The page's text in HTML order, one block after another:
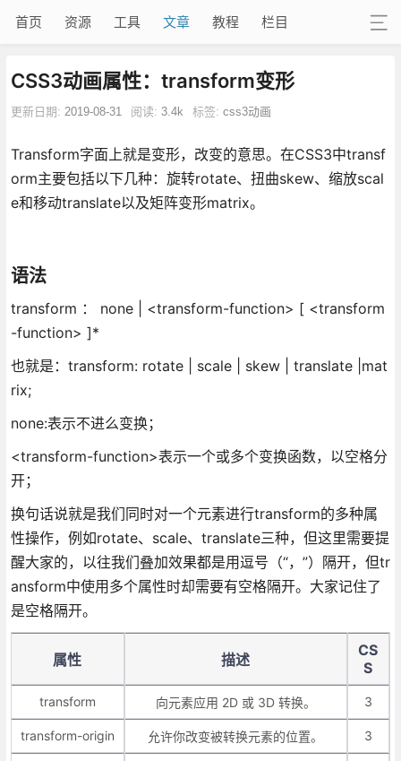
首页 资源 工具 文章 教程 栏目
CSS3动画属性：transform变形
更新日期: 2019-08-31 阅读: 3.4k 标签: css3动画
Transform字面上就是变形，改变的意思。在CSS3中transf
orm主要包括以下几种：旋转rotate、扭曲skew、缩放scal
e和移动translate以及矩阵变形matrix。
语法
transform ： none | <transform-function> [ <transform
-function> ]*
也就是：transform: rotate | scale | skew | translate |mat
rix;
none:表示不进么变换；
<transform-function>表示一个或多个变换函数，以空格分
开；
换句话说就是我们同时对一个元素进行transform的多种属
性操作，例如rotate、scale、translate三种，但这里需要提
醒大家的，以往我们叠加效果都是用逗号（“，”）隔开，但tr
ansform中使用多个属性时却需要有空格隔开。大家记住了
是空格隔开。
属性 描述
CS
S
transform 向元素应用 2D 或 3D 转换。 3
transform-origin 允许你改变被转换元素的位置。 3